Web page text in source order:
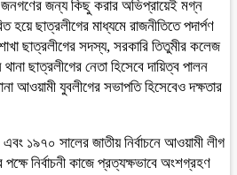
জনগণের জন্য কিছু করার অভিপ্রায়েই মগ্ন
হয়ে ছাত্রলীগের মাধ্যমে রাজনীতিতে পদার্পণ
ছাত্রলীগের সদস্য, সরকারি তিতুমীর কলেজ
ছাত্রলীগের নেতা হিসেবে দায়িত্ব পালন
আওয়ামী যুবলীগের সভাপতি হিসেবেও দক্ষতার
১৯৭০ সালের জাতীয় নির্বাচনে আওয়ামী লীগ
নির্বাচনী কাজে প্রত্যক্ষভাবে অংশগ্রহণ